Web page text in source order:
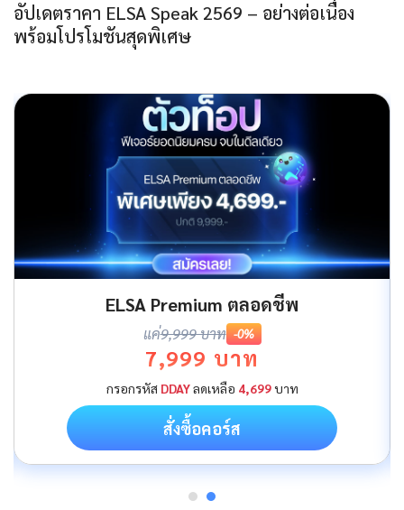
อัปเดตราคา ELSA Speak 2569 – อย่างต่อเนื่อง
พร้อมโปรโมชันสุดพิเศษ
ELSA Premium ตลอดชีพ
แค่9,999 บาท -0%
7,999 บาท
กรอกรหัส DDAYลดเหลือ 4,699บาท
สั่งซื้อคอร์ส